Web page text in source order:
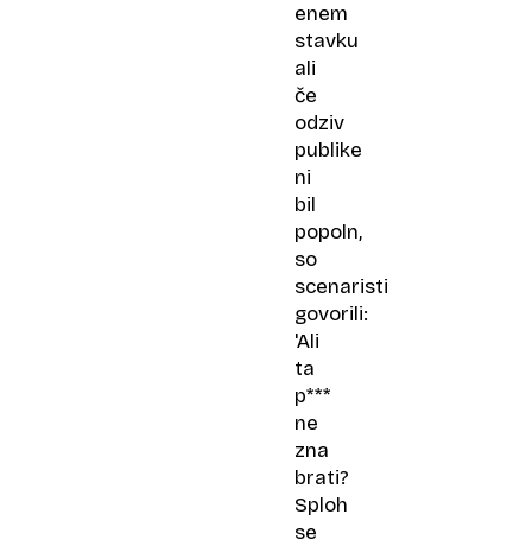
enem
stavku
ali
če
odziv
publike
ni
bil
popoln,
so
scenaristi
govorili:
'Ali
ta
p***
ne
zna
brati?
Sploh
se